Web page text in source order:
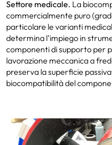
Settore medicale. La
commercialmente puro
particolare le varianti
determina l’impiego in
componenti di supporto per
lavorazione meccanica a
preserva la superficie
biocompatibilità del